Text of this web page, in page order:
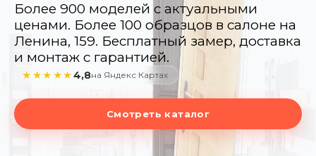
Более 900 моделей с актуальными
ценами. Более 100 образцов в салоне на
Ленина, 159. Бесплатный замер, доставка
и монтаж с гарантией.
★★★★★4,8на Яндекс Картах
Смотреть каталог